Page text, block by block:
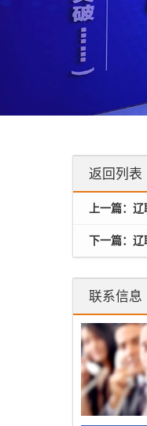
返回列表
上一篇：
下一篇：
联系信息